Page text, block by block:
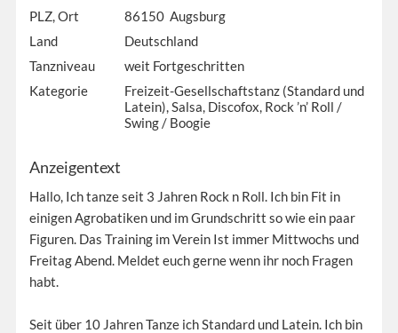
PLZ, Ort
86150 Augsburg
Land
Deutschland
Tanzniveau
weit Fortgeschritten
Kategorie
Freizeit-Gesellschaftstanz (Standard und
Latein), Salsa, Discofox, Rock ’n’ Roll /
Swing / Boogie
Anzeigentext
Hallo, Ich tanze seit 3 Jahren Rock n Roll. Ich bin Fit in
einigen Agrobatiken und im Grundschritt so wie ein paar
Figuren. Das Training im Verein Ist immer Mittwochs und
Freitag Abend. Meldet euch gerne wenn ihr noch Fragen
habt.
Seit über 10 Jahren Tanze ich Standard und Latein. Ich bin